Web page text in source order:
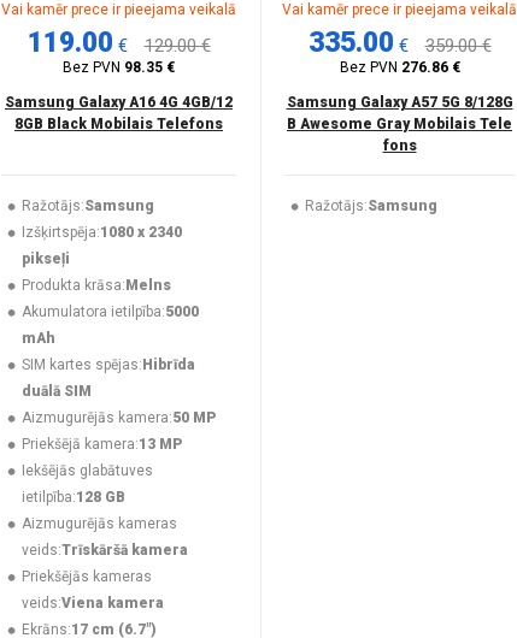
Vai kamēr prece ir pieejama veikalā
119.00 € 129.00 €
Bez PVN 98.35 €
Samsung Galaxy A16 4G 4GB/12
8GB Black Mobilais Telefons
Ražotājs:Samsung
Izšķirtspēja:1080 x 2340
pikseļi
Produkta krāsa: Melns
Akumulatora ietilpība:5000
mAh
SIM kartes spējas: Hibrīda
duālā SIM
Aizmugurējās kamera:50 MP
Priekšējā kamera:13 MP
Iekšējās glabātuves
ietilpība:128 GB
Aizmugurējās kameras
veids:Trīskāršā kamera
Priekšējās kameras
veids:Viena kamera
Ekrāns:17 cm (6.7")
Vai kamēr prece ir pieejama veikalā
335.00 € 359.00 €
Bez PVN 276.86 €
Samsung Galaxy A57 5G 8/128G
B Awesome Gray Mobilais Tele
fons
Ražotājs:Samsung